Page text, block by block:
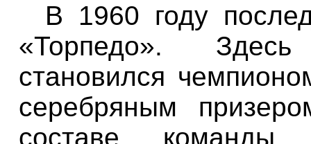
В 1960 году
«Торпедо».
становился
серебряным
составе команды